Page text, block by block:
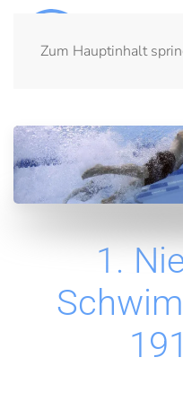
Zum Hauptinhalt
1.